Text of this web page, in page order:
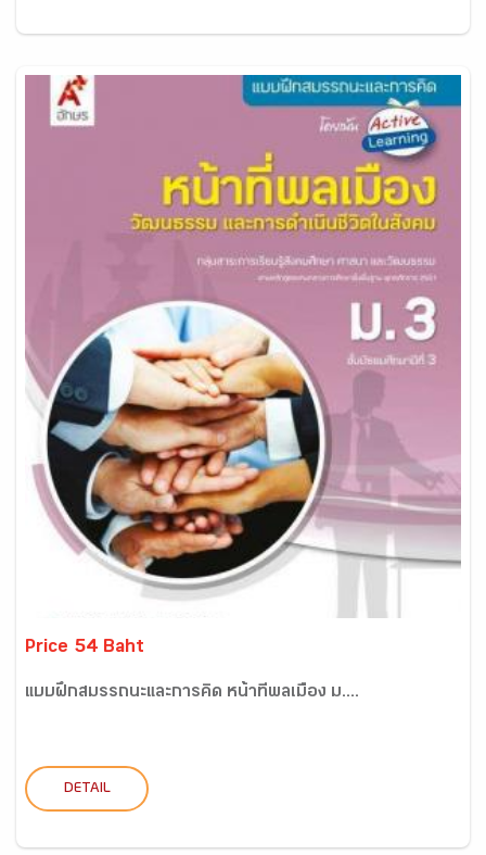
Price 54 Baht
แบบฝึกสมรรถนะและการคิด หน้าที่พลเมือง ม....
DETAIL